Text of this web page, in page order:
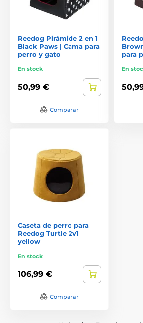
Reedog Pirámide 2 en 1
Black Paws | Cama para
perro y gato
En stock
50,99 €
Comparar
para
En
Caseta de perro para
Reedog Turtle 2v1
yellow
En stock
106,99 €
Comparar